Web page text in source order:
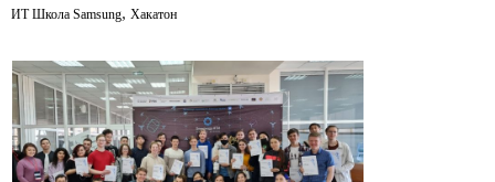
ИТ Школа Samsung, Хакатон